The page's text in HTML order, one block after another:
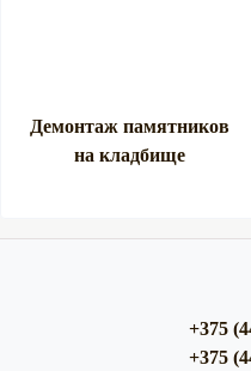
Демонтаж памятников
на кладбище
+375
+375